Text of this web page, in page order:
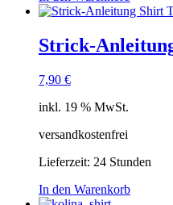
Strick-
7,90 €
inkl. 19 % MwSt.
versandkostenfrei
Lieferzeit: 24 Stunden
In den Warenkorb